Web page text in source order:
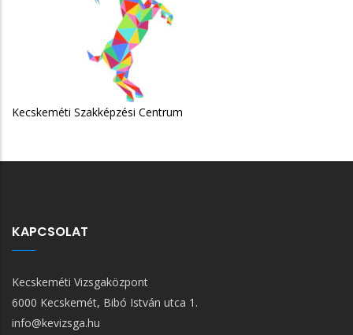
Szakképzési Centrum
KAPCSOLAT
Kecskeméti Vizsgaközpont
6000 Kecskemét, Bibó István utca 1.
info@kevizsga.hu